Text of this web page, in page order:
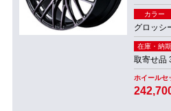
カラー
グロッシ
在庫・納期
取寄せ品
ホイールセ